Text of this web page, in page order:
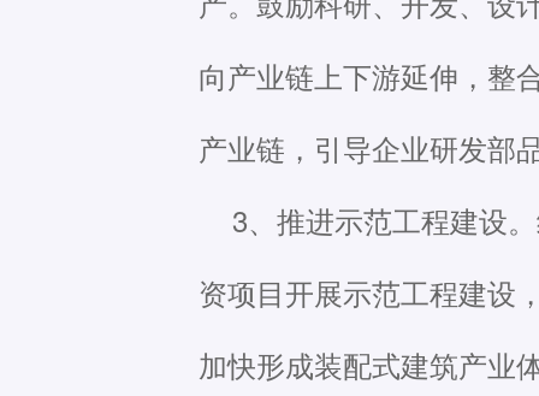
向产业链上下游延伸，整
产业链，引导企业研发部
3、推进示范工程建设
资项目开展示范工程建设
加快形成装配式建筑产业